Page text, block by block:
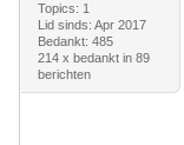
Topics: 1
Lid sinds: Apr 2017
Bedankt: 485
214 x bedankt in 89
berichten